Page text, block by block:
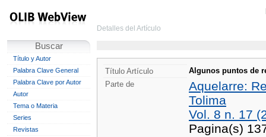
Buscar
Título y Autor
Palabra Clave General
Palabra Clave por Autor
Autor
Tema o Materia
Series
Revistas
Detalles del Artículo
Título Artículo
Algunos puntos de
Parte de
Aquelarre:
Tolima
Vol. 8 n. 17
Pagina(s)